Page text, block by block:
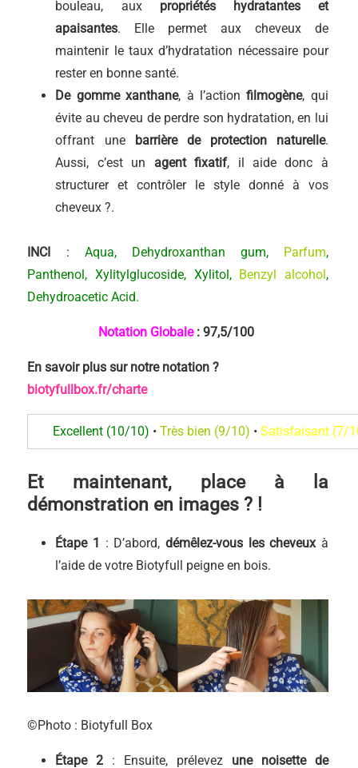
bouleau, aux propriétés hydratantes et
apaisantes. Elle permet aux cheveux de
maintenir le taux d’hydratation nécessaire pour
rester en bonne santé.
De gomme xanthane, à l’actionfilmogène, qui
évite au cheveu de perdre son hydratation, en lui
offrant une
barrière de protection naturelle.
Aussi, c’est un agent fixatif, il aide donc à
structurer et contrôler le style donné à vos
cheveux ?.
INCI : Aqua, Dehydroxanthan gum, Parfum,
Panthenol, Xylitylglucoside, Xylitol, Benzyl alcohol ,
Dehydroacetic Acid.
Notation Globale: 97,5/100
En savoir plus sur notre notation?
biotyfullbox.fr/charte
Excellent (10/10) • Très bien (9/10) • Satisfaisant (7/
Et maintenant, place à la
démonstration en images ? !
Étape 1 : D’abord, démêlez-vous les cheveuxà
l’aide de votre Biotyfull peigne en bois.
©Photo : Biotyfull Box
Étape 2 : Ensuite, prélevez une noisette de